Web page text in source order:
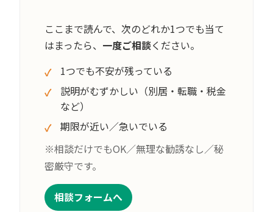
ここまで読んで、次のどれか1つでも当て
はまったら、 一度ご相談ください。
1つでも不安が残っている
説明がむずかしい（別居・転職・税金
など）
期限が近い／急いでいる
※相談だけでもOK／無理な勧誘なし／秘
密厳守です。
相談フォームへ